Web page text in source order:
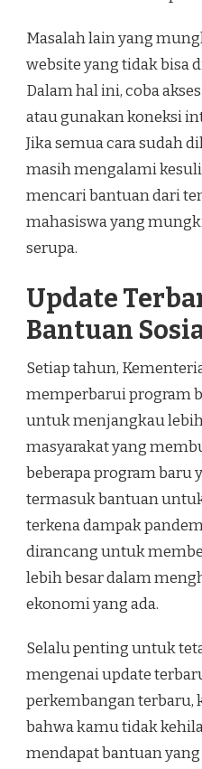
Masalah lain yang
website yang tidak bisa
Dalam hal ini, coba
atau gunakan koneksi
Jika semua cara sudah
masih mengalami
mencari bantuan dari
mahasiswa yang
serupa.
Update
Bantuan
Setiap tahun,
memperbarui program
untuk menjangkau
masyarakat yang
beberapa program baru
termasuk bantuan
terkena dampak
dirancang untuk
lebih besar dalam
ekonomi yang ada.
Selalu penting untuk
mengenai update
perkembangan terbaru,
bahwa kamu tidak
mendapat bantuan